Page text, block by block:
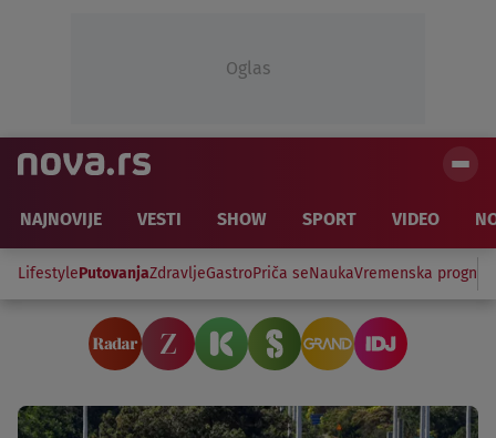
Oglas
NAJNOVIJE VESTI SHOW SPORT VIDEO
LifestylePutovanjaZdravljeGastroPriča seNaukaVremenska